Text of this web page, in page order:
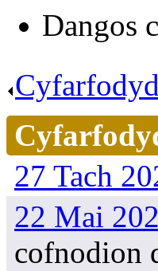
Dangos
27 Tach
22 Mai
cofnodion